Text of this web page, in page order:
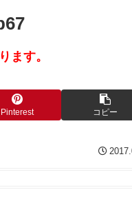
ます。
Pinterest コピー